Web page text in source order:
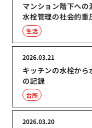
マンション階下へ
水栓管理の社会的重
生活
キッチンの水栓か
の記録
2026.03.21
台所
2026.03.20